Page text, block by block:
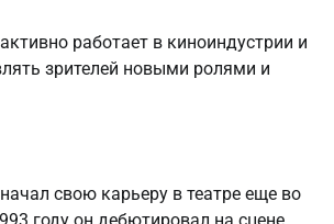
работает в киноиндустрии и
зрителей новыми ролями и
свою карьеру в театре еще во